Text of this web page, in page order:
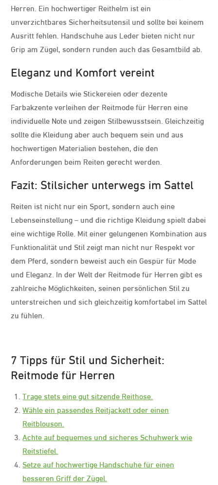
Herren. Ein hochwertiger Reithelm ist ein
unverzichtbares Sicherheitsutensil und sollte bei keinem
Ausritt fehlen. Handschuhe aus Leder bieten nicht nur
Grip am Zügel, sondern runden auch das Gesamtbild ab.
Eleganz und Komfort vereint
Modische Details wie Stickereien oder dezente
Farbakzente verleihen der Reitmode für Herren eine
individuelle Note und zeigen Stilbewusstsein. Gleichzeitig
sollte die Kleidung aber auch bequem sein und aus
hochwertigen Materialien bestehen, die den
Anforderungen beim Reiten gerecht werden.
Fazit: Stilsicher unterwegs im Sattel
Reiten ist nicht nur ein Sport, sondern auch eine
Lebenseinstellung – und die richtige Kleidung spielt dabei
eine wichtige Rolle. Mit einer gelungenen Kombination aus
Funktionalität und Stil zeigt man nicht nur Respekt vor
dem Pferd, sondern beweist auch ein Gespür für Mode
und Eleganz. In der Welt der Reitmode für Herren gibt es
zahlreiche Möglichkeiten, seinen persönlichen Stil zu
unterstreichen und sich gleichzeitig komfortabel im Sattel
zu fühlen.
7 Tipps für Stil und Sicherheit:
Reitmode für Herren
Trage stets eine gut sitzende Reithose.
Wähle ein passendes Reitjackett oder einen
Reitblouson.
Achte auf bequemes und sicheres Schuhwerk wie
Reitstiefel.
Setze auf hochwertige Handschuhe für einen
besseren Griff der Zügel.